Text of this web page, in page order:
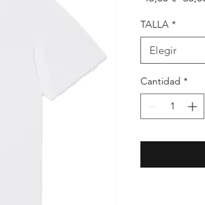
TALLA *
Elegir
Cantidad *